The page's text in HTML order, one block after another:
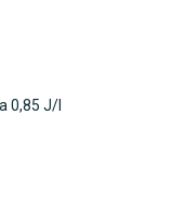
0,85 J/l